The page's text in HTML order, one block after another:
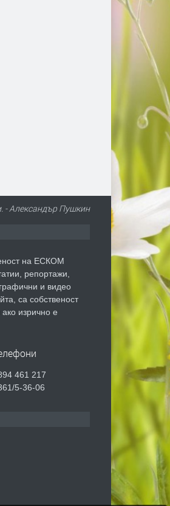
- Александър Пушкин
на ЕСКОМ
репортажи,
и видео
са собственост
изрично е
461 217
5-36-06